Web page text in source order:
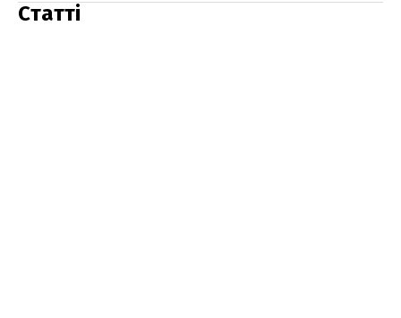
Статті